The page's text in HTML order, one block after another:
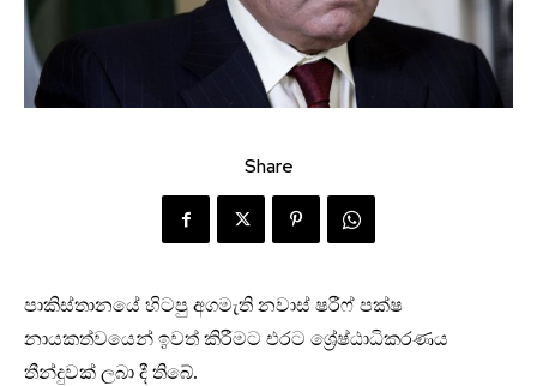
Share
පාකිස්තානයේ හිටපු අගමැති නවාස් ෂරීෆ් පක්ෂ
නායකත්වයෙන් ඉවත් කිරීමට එරට ශ්‍රේෂ්ඨාධිකරණය
තීන්දුවක් ලබා දී තිබේ.